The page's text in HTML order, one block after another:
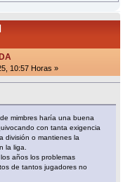
10:57 Horas »
mimbres haría una buena
con tanta exigencia
división o mantienes la
la liga.
años los problemas
de tantos jugadores no